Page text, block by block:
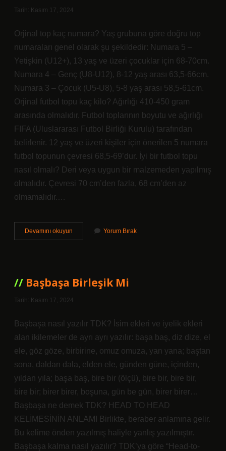
Tarih: Kasım 17, 2024
Orjinal top kaç numara? Yaş grubuna göre doğru top
numaraları genel olarak şu şekildedir: Numara 5 –
Yetişkin (U12+), 13 yaş ve üzeri çocuklar için 68-70cm.
Numara 4 – Genç (U8-U12), 8-12 yaş arası 63,5-66cm.
Numara 3 – Çocuk (U5-U8), 5-8 yaş arası 58,5-61cm.
Orjinal futbol topu kaç kilo? Ağırlığı 410-450 gram
arasında olmalıdır. Futbol toplarının boyutu ve ağırlığı
FIFA (Uluslararası Futbol Birliği Kurulu) tarafından
belirlenir. 12 yaş ve üzeri kişiler için önerilen 5 numara
futbol topunun çevresi 68,5-69’dur. İyi bir futbol topu
nasıl olmalı? Deri veya uygun bir malzemeden yapılmış
olmalıdır. Çevresi 70 cm’den fazla, 68 cm’den az
olmamalıdır.…
Devamını okuyun
Top
Yorum Bırak
Başbaşa Birleşik Mi
Tarih: Kasım 17, 2024
Başbaşa nasıl yazılır TDK? İsim ekleri ve iyelik ekleri
alan ikilemeler de ayrı ayrı yazılır: başa baş, diz dize, el
ele, göz göze, birbirine, omuz omuza, yan yana; baştan
sona, daldan dala, elden ele, günden güne, içinden,
yıldan yıla; başa baş, bire bir (ölçü), bire bir, bire bir,
bire bir; birer birer, boşuna, gün be gün, birer birer…
Başbaşa ne demek TDK? HEAD TO HEAD
KELİMESİNİN ANLAMI Birlikte, beraber anlamına gelir.
Bu kelime önden yazılmış haliyle yanlış yazılmıştır.
Başbaşa kalma nasıl yazılır? TDK’ya göre “Head-to-